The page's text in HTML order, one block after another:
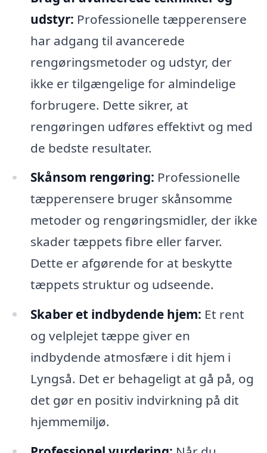
udstyr: Professionelle tæpperensere
har adgang til avancerede
rengøringsmetoder og udstyr, der
ikke er tilgængelige for almindelige
forbrugere. Dette sikrer, at
rengøringen udføres effektivt og med
de bedste resultater.
Skånsom rengøring: Professionelle
tæpperensere bruger skånsomme
metoder og rengøringsmidler, der ikke
skader tæppets fibre eller farver.
Dette er afgørende for at beskytte
tæppets struktur og udseende.
Skaber et indbydende hjem: Et rent
og velplejet tæppe giver en
indbydende atmosfære i dit hjem i
Lyngså. Det er behageligt at gå på, og
det gør en positiv indvirkning på dit
hjemmemiljø.